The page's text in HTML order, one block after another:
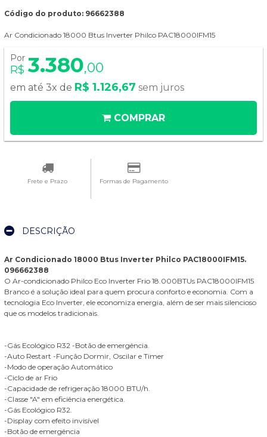
Código do produto: 96662388
Ar Condicionado 18000 Btus Inverter Philco PAC18000IFM15
Por
R$ 3.380,00
em até 3x de R$ 1.126,67 sem juros
COMPRAR
Frete e Prazo Formas de Pagamento
DESCRIÇÃO
Ar Condicionado 18000 Btus Inverter Philco PAC18000IFM15.
096662388
O Ar-condicionado Philco Eco Inverter Frio 18.000BTUs PAC18000IFM15
Branco é a solução ideal para quem procura conforto e economia. Com a
tecnologia Eco Inverter, ele economiza energia, além de ser mais silencioso
que os modelos tradicionais.
-Gás Ecológico R32 -Botão de emergência.
-Auto Restart -Função Dormir, Oscilar e Timer
-Modo de operação Automático
-Ciclo de ar Frio
-Capacidade de refrigeração 18000 BTU/h.
-Classe "A" em eficiência energética.
-Gás Ecológico R32.
-Display com efeito invisível
-Botão de emergência